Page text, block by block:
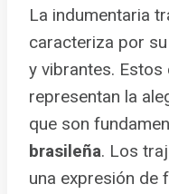
La indumentaria
caracteriza por
y vibrantes.
representan la
que son
brasileña. Los
una expresión de